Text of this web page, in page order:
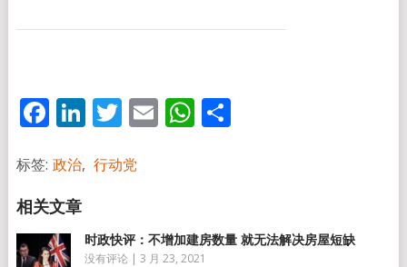
Facebook
LinkedIn
Twitter
EmailWhatsApp
分
标签: 政治, 行动党
时政快评：不增加建房数量 就无法解决房屋短缺
没有评论 | 3 月 23, 2021